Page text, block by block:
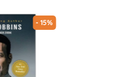
- 15%